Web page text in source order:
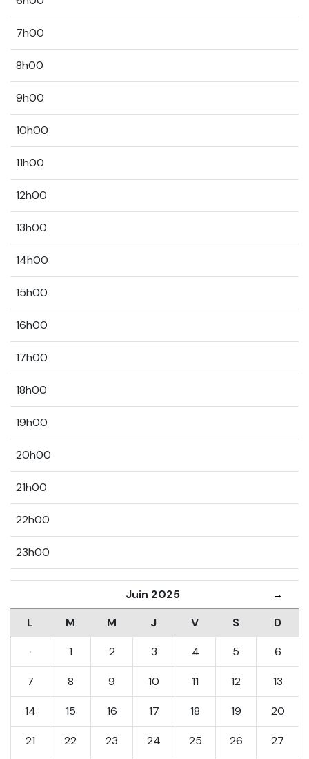
7h00
8h00
9h00
10h00
11h00
12h00
13h00
14h00
15h00
16h00
17h00
18h00
19h00
20h00
21h00
22h00
23h00
Juin 2025 →
L M M J V S
D
·
1 2 3 4 5 6
7 8 9 10 11 12 13
14 15 16 17 18 19 20
21 22 23 24 25 26 27